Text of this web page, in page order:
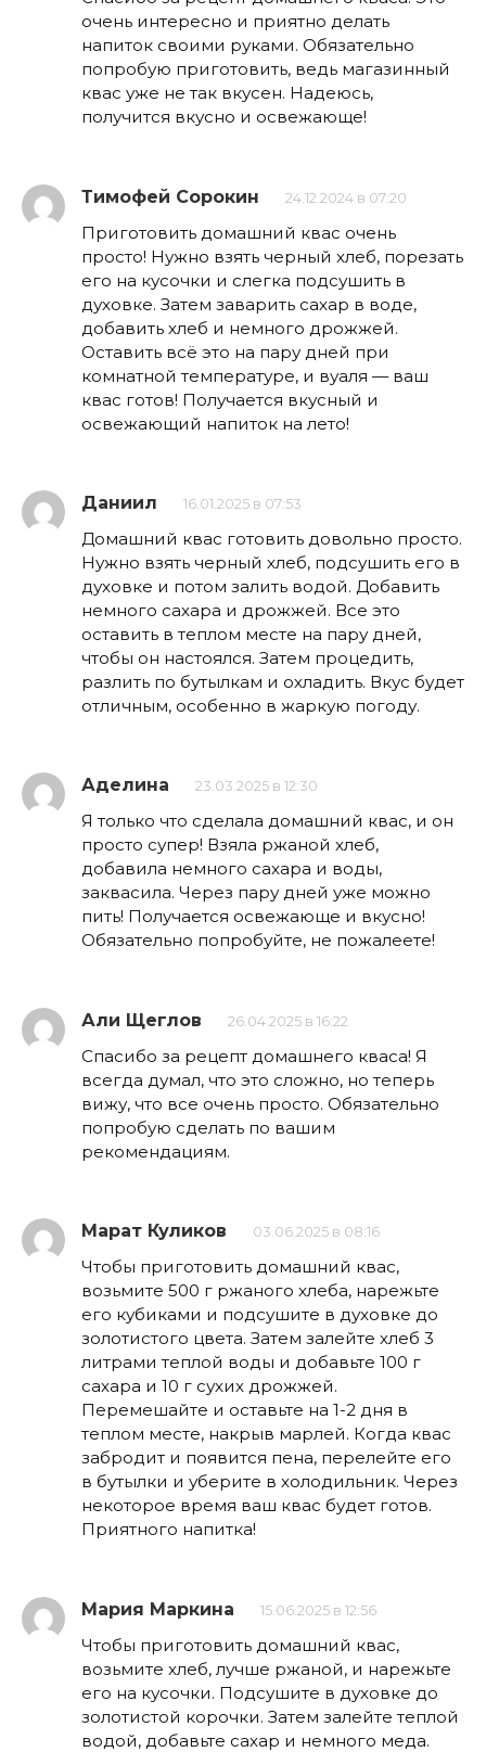
очень интересно и приятно делать
напиток своими руками. Обязательно
попробую приготовить, ведь магазинный
квас уже не так вкусен. Надеюсь,
получится вкусно и освежающе!
Тимофей Сорокин 24.12.2024 в 07:20
Приготовить домашний квас очень
просто! Нужно взять черный хлеб, порезать
его на кусочки и слегка подсушить в
духовке. Затем заварить сахар в воде,
добавить хлеб и немного дрожжей.
Оставить всё это на пару дней при
комнатной температуре, и вуаля — ваш
квас готов! Получается вкусный и
освежающий напиток на лето!
Даниил 16.01.2025 в 07:53
Домашний квас готовить довольно просто.
Нужно взять черный хлеб, подсушить его в
духовке и потом залить водой. Добавить
немного сахара и дрожжей. Все это
оставить в теплом месте на пару дней,
чтобы он настоялся. Затем процедить,
разлить по бутылкам и охладить. Вкус будет
отличным, особенно в жаркую погоду.
Аделина 23.03.2025 в 12:30
Я только что сделала домашний квас, и он
просто супер! Взяла ржаной хлеб,
добавила немного сахара и воды,
заквасила. Через пару дней уже можно
пить! Получается освежающе и вкусно!
Обязательно попробуйте, не пожалеете!
Али Щеглов 26.04.2025 в 16:22
Спасибо за рецепт домашнего кваса! Я
всегда думал, что это сложно, но теперь
вижу, что все очень просто. Обязательно
попробую сделать по вашим
рекомендациям.
Марат Куликов 03.06.2025 в 08:16
Чтобы приготовить домашний квас,
возьмите 500 г ржаного хлеба, нарежьте
его кубиками и подсушите в духовке до
золотистого цвета. Затем залейте хлеб 3
литрами теплой воды и добавьте 100 г
сахара и 10 г сухих дрожжей.
Перемешайте и оставьте на 1-2 дня в
теплом месте, накрыв марлей. Когда квас
забродит и появится пена, перелейте его
в бутылки и уберите в холодильник. Через
некоторое время ваш квас будет готов.
Приятного напитка!
Мария Маркина 15.06.2025 в 12:56
Чтобы приготовить домашний квас,
возьмите хлеб, лучше ржаной, и нарежьте
его на кусочки. Подсушите в духовке до
золотистой корочки. Затем залейте теплой
водой, добавьте сахар и немного меда.